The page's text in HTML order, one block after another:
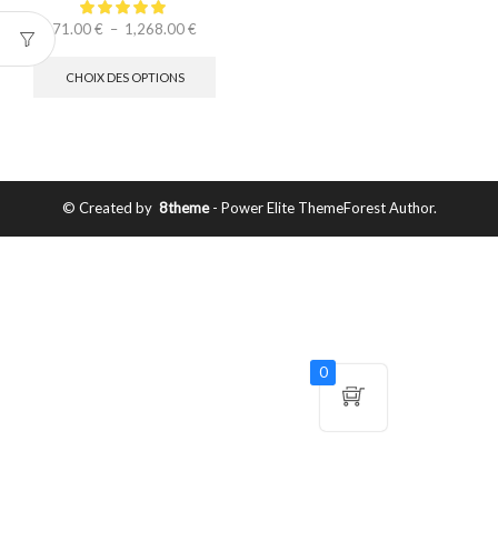
71.00€ – 1,268.00€
CHOIX DES OPTIONS
© Created by 8theme- Power Elite ThemeForest Author.
0